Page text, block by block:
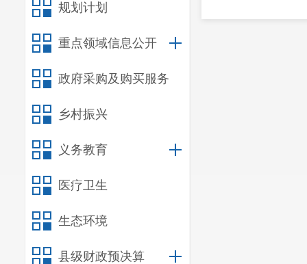
规划计划
重点领域信息公开
政府采购及购买服务
乡村振兴
义务教育
医疗卫生
生态环境
县级财政预决算